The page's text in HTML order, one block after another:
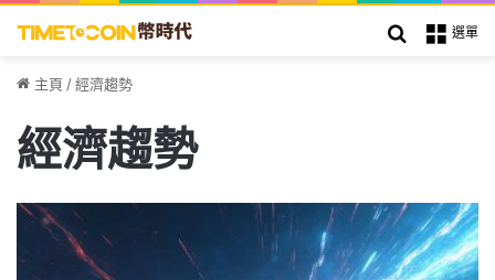
選單
搜索
主頁 /經濟趨勢
經濟趨勢